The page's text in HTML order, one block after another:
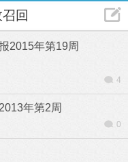
回
2015年第19周
4
年第2周
0